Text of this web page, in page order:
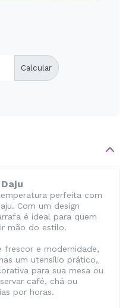
Calcular
perfeita com
Com um design
é ideal para quem
mão do estilo.
e modernidade,
um utensílio prático,
para sua mesa ou
café, chá ou
por horas.